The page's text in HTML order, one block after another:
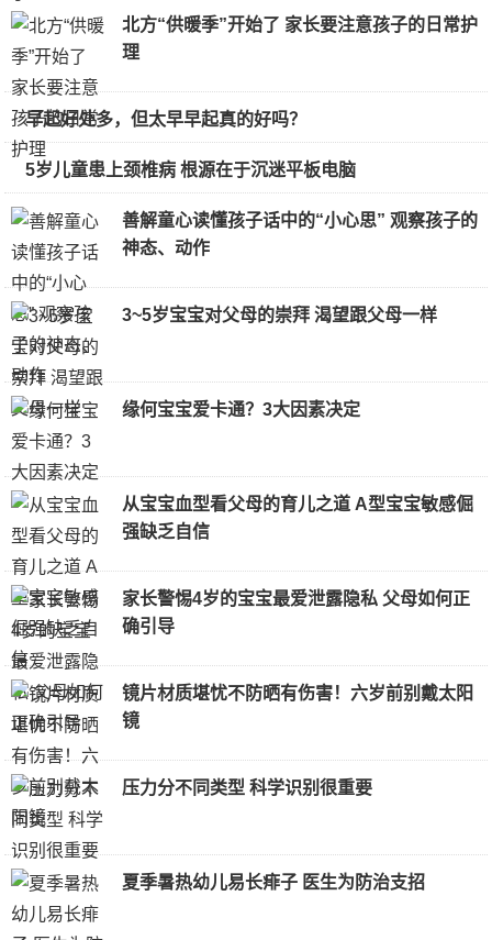
北方“供暖季”开始了 家长要注意孩子的日常护
理
早起好处多，但太早早起真的好吗？
5岁儿童患上颈椎病 根源在于沉迷平板电脑
善解童心读懂孩子话中的“小心思” 观察孩子的
神态、动作
3~5岁宝宝对父母的崇拜 渴望跟父母一样
缘何宝宝爱卡通？3大因素决定
从宝宝血型看父母的育儿之道 A型宝宝敏感倔
强缺乏自信
家长警惕4岁的宝宝最爱泄露隐私 父母如何正
确引导
镜片材质堪忧不防晒有伤害！六岁前别戴太阳
镜
压力分不同类型 科学识别很重要
夏季暑热幼儿易长痱子 医生为防治支招